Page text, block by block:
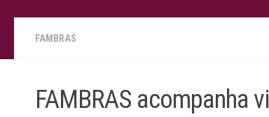
FAMBRAS
FAMBRAS acompanha